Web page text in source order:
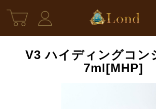
V3 ハイディングコン
7ml[MHP]